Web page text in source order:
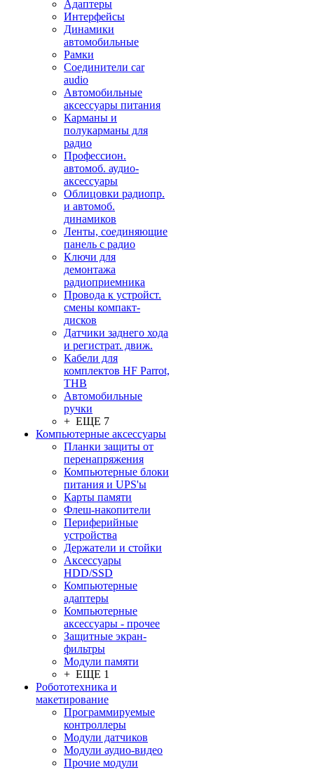
Адаптеры
Интерфейсы
Динамики
автомобильные
Рамки
Соединители car
audio
Автомобильные
аксессуары питания
Карманы и
полукарманы для
радио
Профессион.
автомоб. аудио-
аксессуары
Облицовки радиопр.
и автомоб.
динамиков
Ленты, соединяющие
панель с радио
Ключи для
демонтажа
радиоприемника
Провода к устройст.
смены компакт-
дисков
Датчики заднего хода
и регистрат. движ.
Кабели для
комплектов HF Parrot,
THB
Автомобильные
ручки
+ ЕЩЕ 7
Компьютерные аксессуары
Планки защиты от
перенапряжения
Компьютерные блоки
питания и UPS'ы
Карты памяти
Флеш-накопители
Периферийные
устройства
Держатели и стойки
Аксессуары
HDD/SSD
Компьютерные
адаптеры
Компьютерные
аксессуары - прочее
Защитные экран-
фильтры
Модули памяти
+ ЕЩЕ 1
Робототехника и
макетирование
Программируемые
контроллеры
Модули датчиков
Модули аудио-видео
Прочие модули